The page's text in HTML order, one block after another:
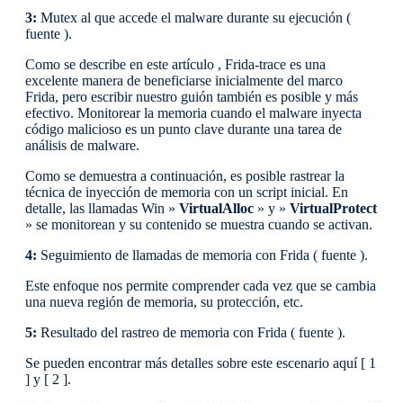
3: Mutex al que accede el malware durante su ejecución (
fuente ).
Como se describe en este artículo , Frida-trace es una
excelente manera de beneficiarse inicialmente del marco
Frida, pero escribir nuestro guión también es posible y más
efectivo. Monitorear la memoria cuando el malware inyecta
código malicioso es un punto clave durante una tarea de
análisis de malware.
Como se demuestra a continuación, es posible rastrear la
técnica de inyección de memoria con un script inicial. En
detalle, las llamadas Win » VirtualAlloc » y » VirtualProtect
» se monitorean y su contenido se muestra cuando se activan.
4: Seguimiento de llamadas de memoria con Frida ( fuente ).
Este enfoque nos permite comprender cada vez que se cambia
una nueva región de memoria, su protección, etc.
5: Resultado del rastreo de memoria con Frida ( fuente ).
Se pueden encontrar más detalles sobre este escenario aquí [ 1
] y [ 2 ].